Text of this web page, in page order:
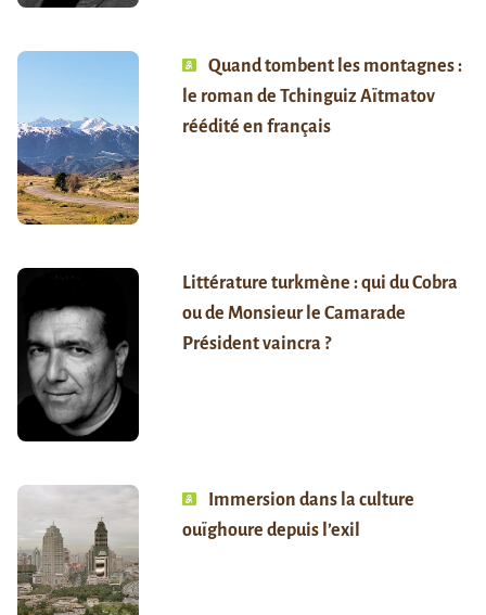
Quand tombent les montagnes :
le roman de Tchinguiz Aïtmatov
réédité en français
Littérature turkmène : qui du Cobra
ou de Monsieur le Camarade
Président vaincra ?
Immersion dans la culture
ouïghoure depuis l’exil